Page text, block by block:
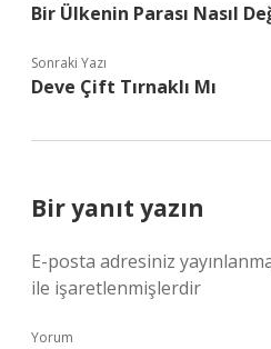
Bir Ülkenin Parası Nasıl
Sonraki Yazı
Deve Çift Tırnaklı Mı
Bir yanıt yazın
E-posta adresiniz
ile işaretlenmişlerdir
Yorum